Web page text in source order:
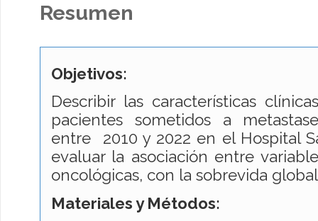
Resumen
Objetivos:
Describir las características
pacientes sometidos a
entre 2010 y 2022 en el Hospital
evaluar la asociación entre
oncológicas, con la sobrevida global
Materiales y Métodos: